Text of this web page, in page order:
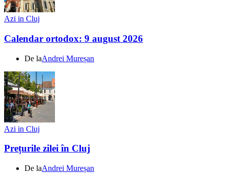
Azi in Cluj
Calendar ortodox: 9 august 2026
De laAndrei Mureșan
Azi in Cluj
Prețurile zilei în Cluj
De laAndrei Mureșan